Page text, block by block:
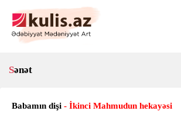
Sənət
Babamın dişi - İkinci Mahmudun hekayəsi